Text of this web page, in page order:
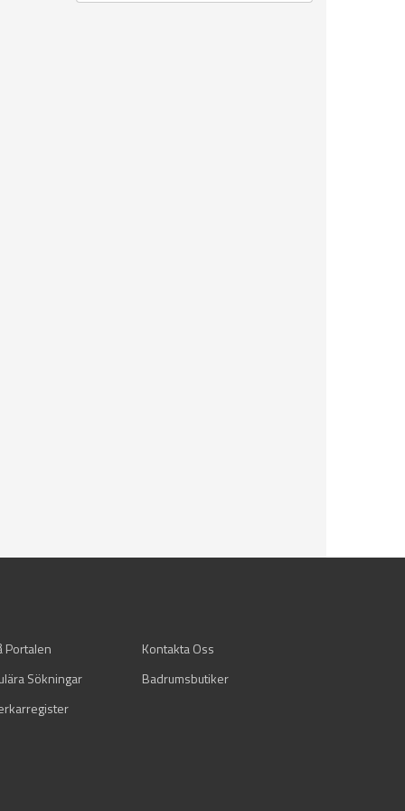
Portalen
Kontakta Oss
Sökningar
Badrumsbutiker